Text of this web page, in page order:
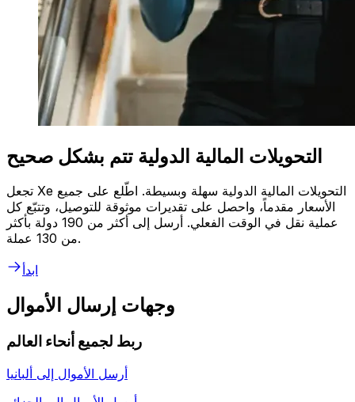
التحويلات المالية الدولية تتم بشكل صحيح
تجعل Xe التحويلات المالية الدولية سهلة وبسيطة. اطّلع على جميع
الأسعار مقدماً، واحصل على تقديرات موثوقة للتوصيل، وتتبّع كل
عملية نقل في الوقت الفعلي. أرسل إلى أكثر من 190 دولة بأكثر
من 130 عملة.
ابدأ
وجهات إرسال الأموال
ربط لجميع أنحاء العالم
أرسل الأموال إلى ألبانيا